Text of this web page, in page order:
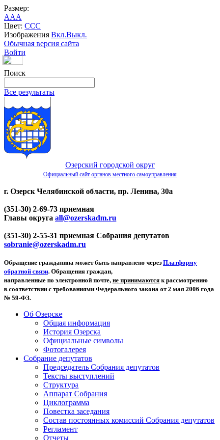
Размер:
AAA
Цвет: CCC
Изображения Вкл.Выкл.
Обычная версия сайта
Войти
Поиск
Все результаты
Озерский городской округ
Официальный сайт органов местного самоуправления
г. Озерск Челябинской области, пр. Ленина, 30а
(351-30) 2-69-73 приемная
Главы округа all@ozerskadm.ru
(351-30) 2-55-31 приемная Собрания депутатов
sobranie@ozerskadm.ru
Обращение гражданина может быть направлено через Платформу
обратной связи. Обращения граждан,
направленные по электронной почте, не принимаются к рассмотрению
в соответствии с требованиями Федерального закона от 2 мая 2006 года
№ 59-ФЗ.
Об Озерске
Общая информация
История Озерска
Официальные символы
Фотогалерея
Собрание депутатов
Председатель Собрания депутатов
Тексты выступлений
Структура
Аппарат Собрания
Циклограмма
Повестка заседания
Состав постоянных комиссий Собрания депутатов
Регламент
Отчеты